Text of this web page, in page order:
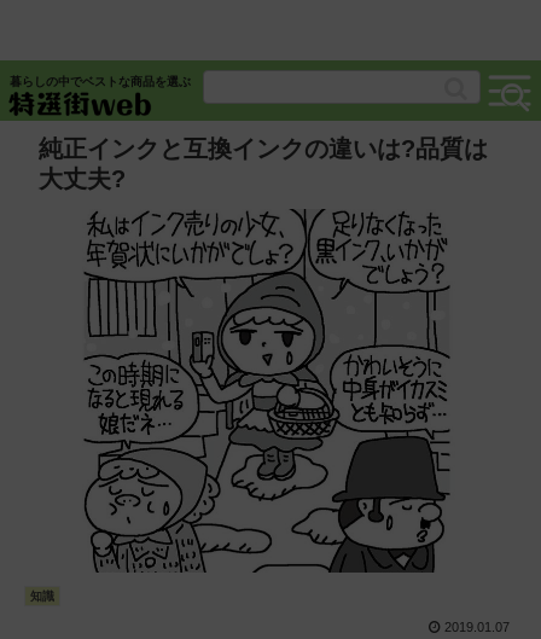
暮らしの中でベストな商品を選ぶ
純正インクと互換インクの違いは?品質は
大丈夫?
知識
2019.01.07